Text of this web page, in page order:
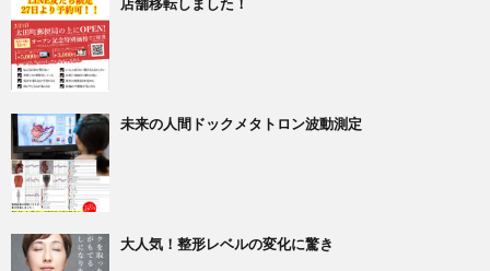
未来の人間ドックメタトロン波動測定
大人気！整形レベルの変化に驚き